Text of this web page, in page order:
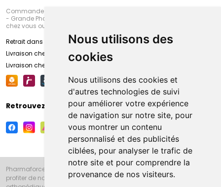
Nous utilisons des
cookies
Nous utilisons des cookies et
d'autres technologies de suivi
pour améliorer votre expérience
de navigation sur notre site, pour
vous montrer un contenu
personnalisé et des publicités
ciblées, pour analyser le trafic de
notre site et pour comprendre la
provenance de nos visiteurs.
Commandez en ligne et venez chercher votre commande à Amiens
- Grande Pharmacie d’Amiens (Fachon) ou recevez-là rapidement
chez vous ou en point retrait
Retrait dans la pharmacie d’Amiens
Livraison chez vous
Livraison chez votre commerçant
Retrouvez-nous sur vos réseaux sociaux
Pharmaforce.fr et la Grande Pharmacie d’Amiens vous souhaitent de
profiter de notre accueil, de nos conseils pharmaceutiques,